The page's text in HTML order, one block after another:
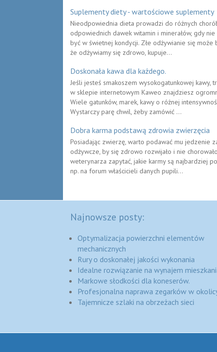
Suplementy diety - wartościowe suplementy
Nieodpowiednia dieta prowadzi do różnych
odpowiednich dawek witamin i minerałów, gdy
być w świetnej kondycji. Złe odżywianie się
że odżywiamy się zdrowo, kupuje...
Doskonała kawa dla każdego.
Jeśli jesteś smakoszem wysokogatunkowej kawy,
w sklepie internetowym Kaweo znajdziesz
Wiele gatunków, marek, kawy o różnej
Wystarczy parę chwil, żeby zamówić ...
Dobra karma podstawą zdrowia zwierzęcia
Posiadając zwierzę, warto podawać mu jedzenie
odżywcze, by się zdrowo rozwijało i nie
weterynarza zapytać, jakie karmy są najbardziej
np. na forum właścicieli danych pupili...
Najnowsze posty:
Optymalizacja powierzchni elementów
mechanicznych
Rury o doskonałej jakości wykonania
Idealne rozwiązanie na wynajem
Markowe słodkości dla koneserów.
Profesjonalna naprawa zegarków w
Tajemnicze szlaki na obrzeżach sieci